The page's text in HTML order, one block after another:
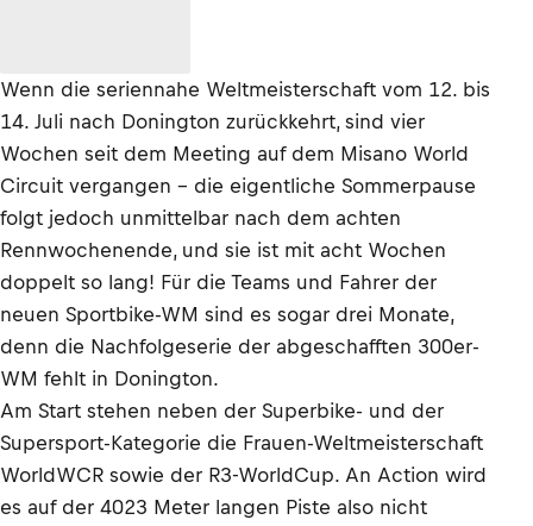
Wenn die seriennahe Weltmeisterschaft vom 12. bis
14. Juli nach Donington zurückkehrt, sind vier
Wochen seit dem Meeting auf dem Misano World
Circuit vergangen – die eigentliche Sommerpause
folgt jedoch unmittelbar nach dem achten
Rennwochenende, und sie ist mit acht Wochen
doppelt so lang! Für die Teams und Fahrer der
neuen Sportbike-WM sind es sogar drei Monate,
denn die Nachfolgeserie der abgeschafften 300er-
WM fehlt in Donington.
Am Start stehen neben der Superbike- und der
Supersport-Kategorie die Frauen-Weltmeisterschaft
WorldWCR sowie der R3-WorldCup. An Action wird
es auf der 4023 Meter langen Piste also nicht